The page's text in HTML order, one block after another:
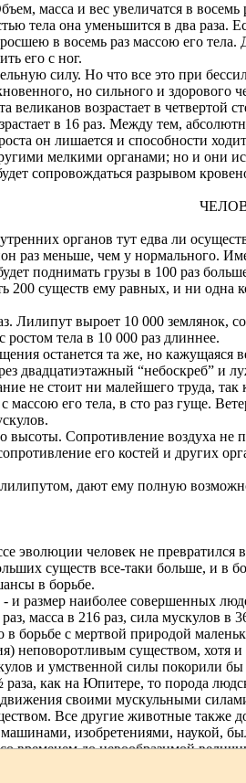
масса и вес увеличатся в
тела она уменьшится в два
в восемь раз массою его
его с ног.
силу. Но что все это при
но сильного и здорового
великанов возрастает в четвертой
в 16 раз. Между тем,
он лишается и способности
мелкими органами; но и они
сопровождаться разрывом
органов тут едва ли
раз меньше, чем у нормального.
поднимать грузы в 100 раз
200 существ ему равных, и ни одна
Лилипут выроет 10 000
тела в 10 000 раз длиннее.
останется та же, но
двадцатиэтажный “небоскреб” и
не стоит ни малейшего труда,
массою его тела, в сто раз гуще.
Сопротивление воздуха не
его костей и других
дают ему полную
эволюции человек не
существ все-таки больше, и в
в борьбе.
и размер наиболее совершенных
масса в 216 раз, сила мускулов
в борьбе с мертвой природой
неповоротливым существом,
и умственной силы покорили
раза, как на Юпитере, то порода
своими мускульными
Все другие животные также
изобретениями, наукой,
со временем до невообразимой
мозга, если бы не